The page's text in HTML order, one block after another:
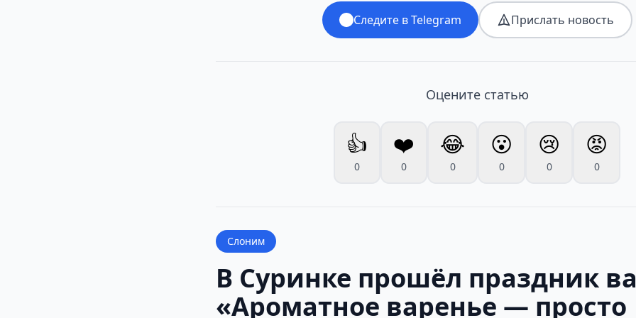
Следите в Telegram Прислать новость
Оцените статью
👍
0
❤️
0
😂
0
😮
0
😢
0
😡
0
Слоним
В Суринке прошёл праздник
«Ароматное варенье — просто